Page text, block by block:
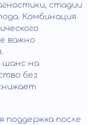
стадии
Комбинация
важно
шанс на
без
поддержка после